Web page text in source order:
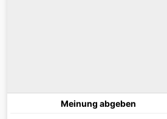
Meinung abgeben